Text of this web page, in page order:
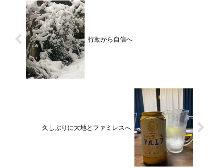
行動から自信へ
久しぶりに大地とファミレスへ